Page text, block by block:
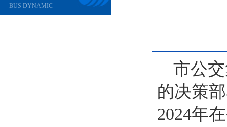
市公
的决策
2024年
BUS DYNAMIC